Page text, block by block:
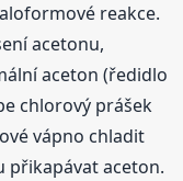
reakce.
acetonu,
aceton (ředidlo
chlorový prášek
vápno chladit
přikapávat aceton.